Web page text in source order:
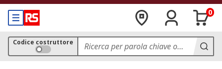
0
Codice costruttore